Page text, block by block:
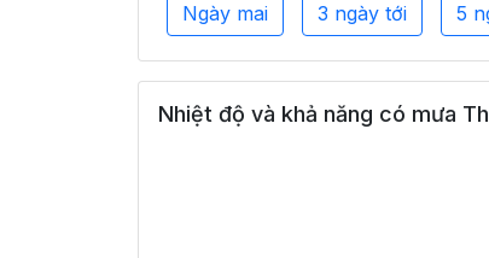
Ngày mai 3 ngày tới 5
Nhiệt độ và khả năng có mưa